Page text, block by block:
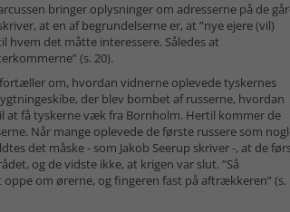
bringer oplysninger om adresserne på de
at en af begrundelserne er, at ”nye ejere (vil)
det måtte interessere. Således at
(s. 20).
om, hvordan vidnerne oplevede tyskernes
der blev bombet af russerne, hvordan
at få tyskerne væk fra Bornholm. Hertil kommer de
Når mange oplevede de første russere som
det måske - som Jakob Seerup skriver -, at de
og de vidste ikke, at krigen var slut. ”Så
om ørerne, og fingeren fast på aftrækkeren” (s.